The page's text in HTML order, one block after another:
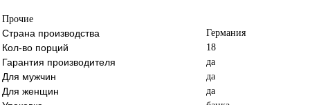
Прочие
Страна производства Германия
Кол-во порций 18
Гарантия производителя да
Для мужчин да
Для женщин да